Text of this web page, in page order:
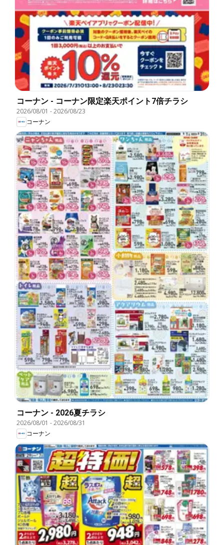
コーナン - コーナン限定楽天ポイント7倍チラシ
2026/08/01 -2026/08/23
コーナン
コーナン - 2026夏チラシ
2026/08/01 -2026/08/31
コーナン